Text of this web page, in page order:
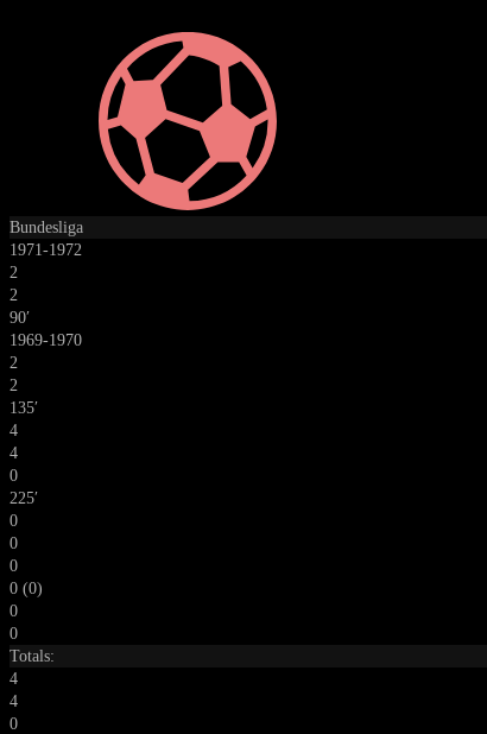
Bundesliga
1971-1972
2
2
90′
1969-1970
2
2
135′
4
4
0
225′
0
0
0
0 (0)
0
0
Totals:
4
4
0